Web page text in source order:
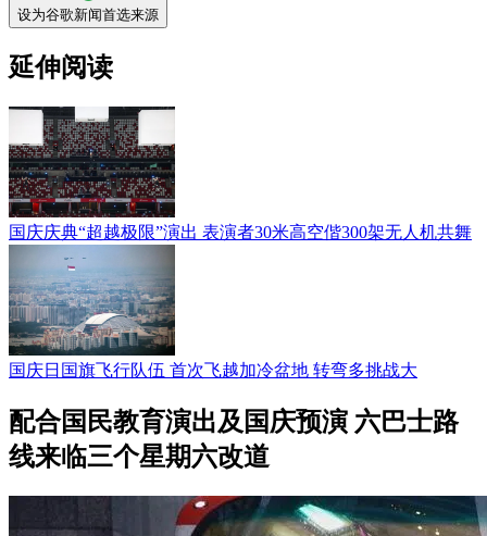
设为谷歌新闻首选来源
延伸阅读
国庆庆典“超越极限”演出 表演者30米高空偕300架无人机共舞
国庆日国旗飞行队伍 首次飞越加冷盆地 转弯多挑战大
配合国民教育演出及国庆预演 六巴士路
线来临三个星期六改道